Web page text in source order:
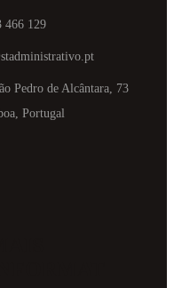
466 129
Pedro de Alcântara, 73
Portugal